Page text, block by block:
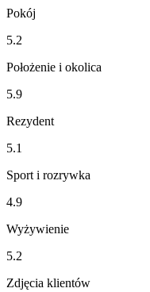
Pokój
5.2
Położenie i okolica
5.9
Rezydent
5.1
Sport i rozrywka
4.9
Wyżywienie
5.2
Zdjęcia klientów